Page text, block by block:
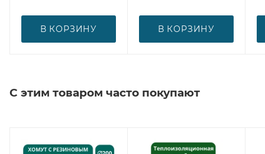
В КОРЗИНУ В КОРЗИНУ
С этим товаром часто покупают